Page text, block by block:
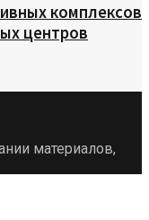
комплексов
центров
материалов,